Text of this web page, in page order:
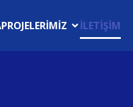
PROJELERİMİZ İLETİŞİM